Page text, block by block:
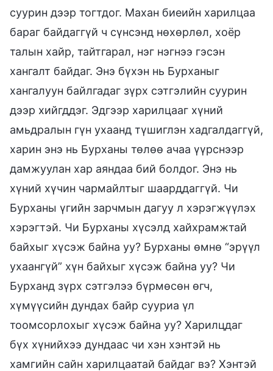
суурин дээр тогтдог. Махан биеийн харилцаа
бараг байдаггүй ч сүнсэнд нөхөрлөл, хоёр
талын хайр, тайтгарал, нэг нэгнээ гэсэн
хангалт байдаг. Энэ бүхэн нь Бурханыг
хангалуун байлгадаг зүрх сэтгэлийн суурин
дээр хийгддэг. Эдгээр харилцааг хүний
амьдралын гүн ухаанд түшиглэн хадгалдаггүй,
харин энэ нь Бурханы төлөө ачаа үүрснээр
дамжуулан хар аяндаа бий болдог. Энэ нь
хүний хүчин чармайлтыг шаарддаггүй. Чи
Бурханы үгийн зарчмын дагуу л хэрэгжүүлэх
хэрэгтэй. Чи Бурханы хүсэлд хайхрамжтай
байхыг хүсэж байна уу? Бурханы өмнө “эрүүл
ухаангүй” хүн байхыг хүсэж байна уу? Чи
Бурханд зүрх сэтгэлээ бүрмөсөн өгч,
хүмүүсийн дундах байр сууриа үл
тоомсорлохыг хүсэж байна уу? Харилцдаг
бүх хүнийхээ дундаас чи хэн хэнтэй нь
хамгийн сайн харилцаатай байдаг вэ? Хэнтэй